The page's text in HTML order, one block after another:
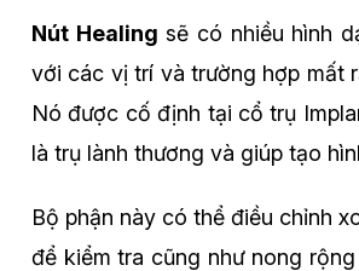
Nút Healing sẽ có nhiều hình
với các vị trí và trường hợp mất
Nó được cố định tại cổ trụ
là trụ lành thương và giúp tạo
Bộ phận này có thể điều chỉnh
để kiểm tra cũng như nong